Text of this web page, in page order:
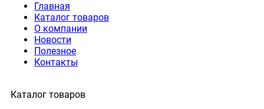
Главная
Каталог товаров
О компании
Новости
Полезное
Контакты
Каталог товаров